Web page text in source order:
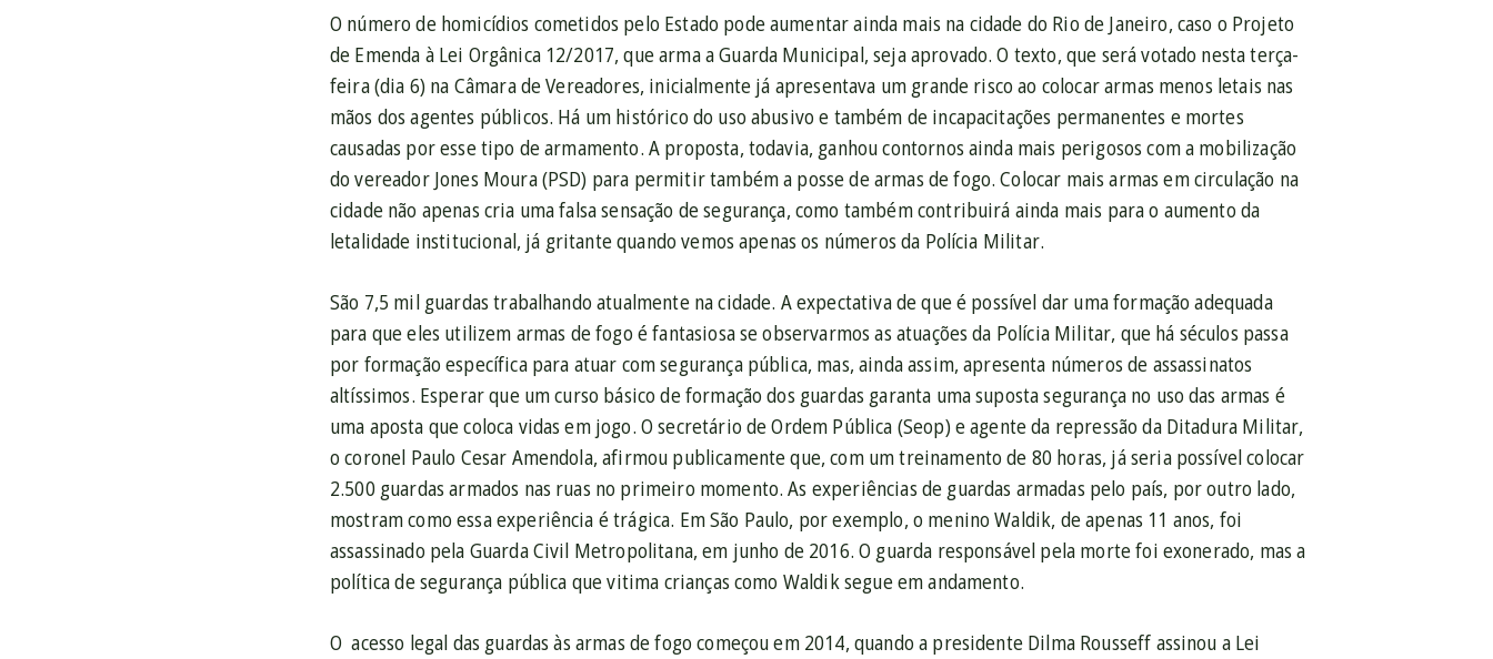
O número de homicídios cometidos pelo Estado pode aumentar ainda mais na cidade do Rio de Janeiro, caso o Projeto
de Emenda à Lei Orgânica 12/2017, que arma a Guarda Municipal, seja aprovado. O texto, que será votado nesta terça-
feira (dia 6) na Câmara de Vereadores, inicialmente já apresentava um grande risco ao colocar armas menos letais nas
mãos dos agentes públicos. Há um histórico do uso abusivo e também de incapacitações permanentes e mortes
causadas por esse tipo de armamento. A proposta, todavia, ganhou contornos ainda mais perigosos com a mobilização
do vereador Jones Moura (PSD) para permitir também a posse de armas de fogo. Colocar mais armas em circulação na
cidade não apenas cria uma falsa sensação de segurança, como também contribuirá ainda mais para o aumento da
letalidade institucional, já gritante quando vemos apenas os números da Polícia Militar.
São 7,5 mil guardas trabalhando atualmente na cidade. A expectativa de que é possível dar uma formação adequada
para que eles utilizem armas de fogo é fantasiosa se observarmos as atuações da Polícia Militar, que há séculos passa
por formação específica para atuar com segurança pública, mas, ainda assim, apresenta números de assassinatos
altíssimos. Esperar que um curso básico de formação dos guardas garanta uma suposta segurança no uso das armas é
uma aposta que coloca vidas em jogo. O secretário de Ordem Pública (Seop) e agente da repressão da Ditadura Militar,
o coronel Paulo Cesar Amendola, afirmou publicamente que, com um treinamento de 80 horas, já seria possível colocar
2.500 guardas armados nas ruas no primeiro momento. As experiências de guardas armadas pelo país, por outro lado,
mostram como essa experiência é trágica. Em São Paulo, por exemplo, o menino Waldik, de apenas 11 anos, foi
assassinado pela Guarda Civil Metropolitana, em junho de 2016. O guarda responsável pela morte foi exonerado, mas a
política de segurança pública que vitima crianças como Waldik segue em andamento.
O acesso legal das guardas às armas de fogo começou em 2014, quando a presidente Dilma Rousseff assinou a Lei